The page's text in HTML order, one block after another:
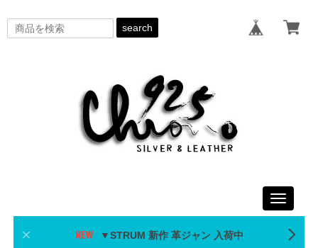
search
Toggle
▼STRUM 新作 革ジャン 入荷中